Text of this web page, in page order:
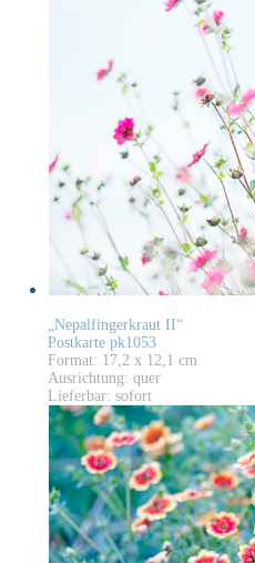
„Nepalfingerkraut II“
Postkarte pk1053
Format: 17,2 x 12,1 cm
Ausrichtung: quer
Lieferbar: sofort